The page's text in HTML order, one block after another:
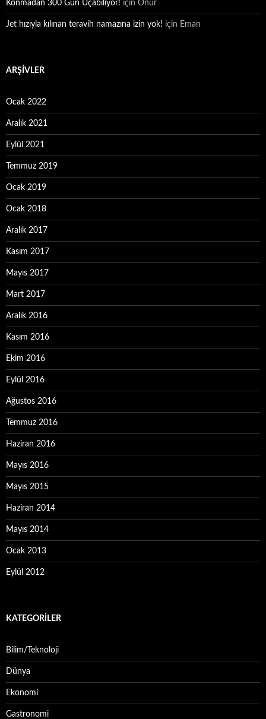
Konmadan 300 Gün Uçabiliyor! için Onur
Jet hızıyla kılınan teravih namazına izin yok! için Eman
ARŞIVLER
Ocak 2022
Aralık 2021
Eylül 2021
Temmuz 2019
Ocak 2019
Ocak 2018
Aralık 2017
Kasım 2017
Mayıs 2017
Mart 2017
Aralık 2016
Kasım 2016
Ekim 2016
Eylül 2016
Ağustos 2016
Temmuz 2016
Haziran 2016
Mayıs 2016
Mayıs 2015
Haziran 2014
Mayıs 2014
Ocak 2013
Eylül 2012
KATEGORILER
Bilim/Teknoloji
Dünya
Ekonomi
Gastronomi